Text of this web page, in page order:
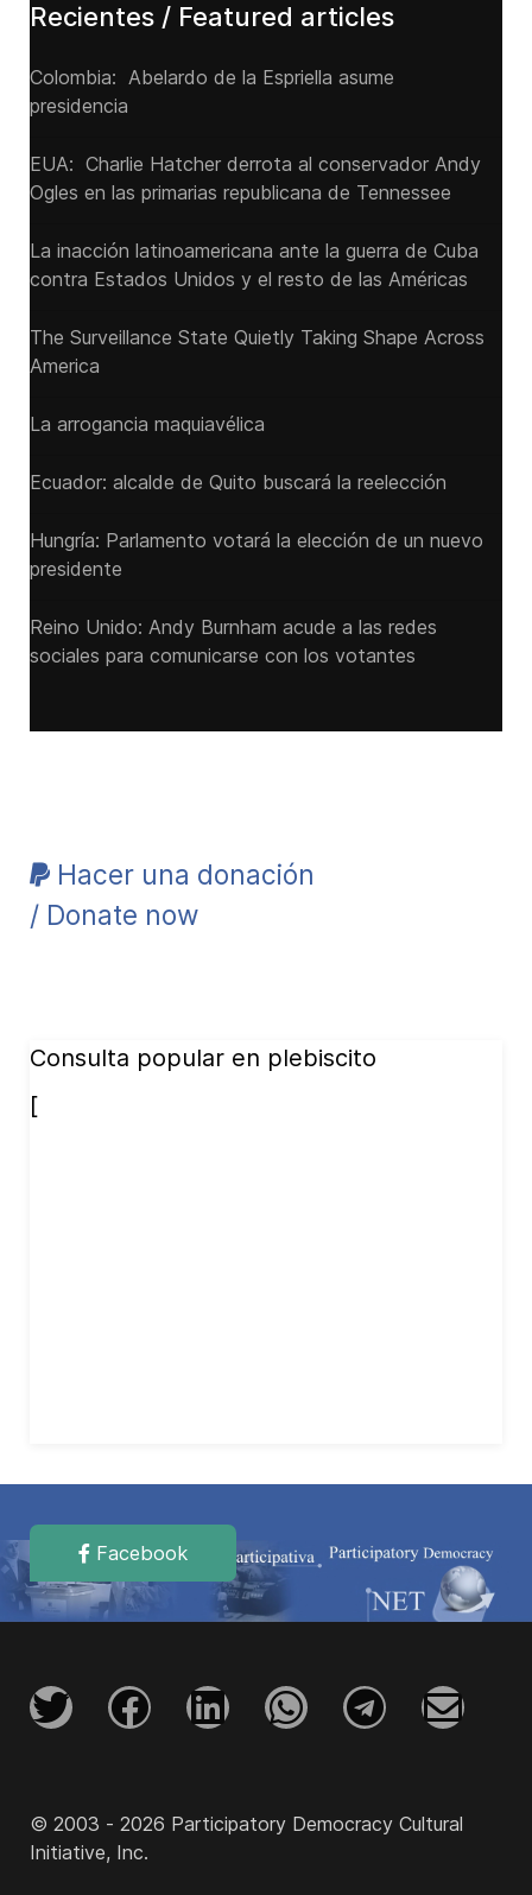
Recientes / Featured articles
Colombia: Abelardo de la Espriella asume
presidencia
EUA: Charlie Hatcher derrota al conservador Andy
Ogles en las primarias republicana de Tennessee
La inacción latinoamericana ante la guerra de Cuba
contra Estados Unidos y el resto de las Américas
The Surveillance State Quietly Taking Shape Across
America
La arrogancia maquiavélica
Ecuador: alcalde de Quito buscará la reelección
Hungría: Parlamento votará la elección de un nuevo
presidente
Reino Unido: Andy ‌Burnham acude a las redes
sociales para comunicarse con los votantes
Hacer una donación
/ Donate now
Consulta popular en plebiscito
[
Facebook
© 2003 - 2026 Participatory Democracy Cultural
Initiative, Inc.